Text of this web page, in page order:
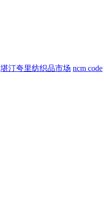
堪汀夸里纺织品市场 ncm code